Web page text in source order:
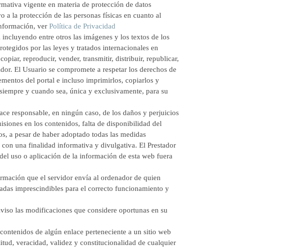
vigente en materia de protección de datos
la protección de las personas físicas en cuanto al
ver Política de Privacidad
entre otros las imágenes y los textos de los
por las leyes y tratados internacionales en
reproducir, vender, transmitir, distribuir, republicar,
El Usuario se compromete a respetar los derechos de
del portal e incluso imprimirlos, copiarlos y
y cuando sea, única y exclusivamente, para su
responsable, en ningún caso, de los daños y perjuicios
en los contenidos, falta de disponibilidad del
a pesar de haber adoptado todas las medidas
con una finalidad informativa y divulgativa. El Prestador
uso o aplicación de la información de esta web fuera
que el servidor envía al ordenador de quien
imprescindibles para el correcto funcionamiento y
las modificaciones que considere oportunas en su
de algún enlace perteneciente a un sitio web
veracidad, validez y constitucionalidad de cualquier